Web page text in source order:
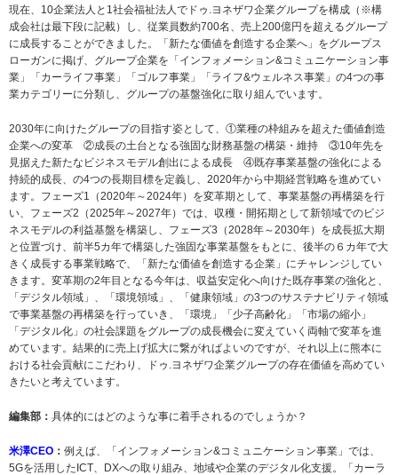
現在、10企業法人と1社会福祉法人でドゥ.ヨネザワ企業グループを構成（※構
成会社は最下段に記載）し、従業員数約700名、売上200億円を超えるグループ
に成長することができました。「新たな価値を創造する企業へ」をグループス
ローガンに掲げ、グループ企業を「インフォメーション&コミュニケーション事
業」「カーライフ事業」「ゴルフ事業」「ライフ&ウェルネス事業」の4つの事
業カテゴリーに分類し、グループの基盤強化に取り組んでいます。
2030年に向けたグループの目指す姿として、①業種の枠組みを超えた価値創造
企業への変革 ②成長の土台となる強固な財務基盤の構築・維持 ③10年先を
見据えた新たなビジネスモデル創出による成長 ④既存事業基盤の強化による
持続的成長、の4つの長期目標を定義し、2020年から中期経営戦略を進めてい
ます。フェーズ1（2020年～2024年）を変革期として、事業基盤の再構築を行
い、フェーズ2（2025年～2027年）では、収穫・開拓期として新領域でのビジ
ネスモデルの利益基盤を構築し、フェーズ3（2028年～2030年）を成長拡大期
と位置づけ、前半5カ年で構築した強固な事業基盤をもとに、後半の６カ年で大
きく成長する事業戦略で、「新たな価値を創造する企業」にチャレンジしてい
きます。変革期の2年目となる今年は、収益安定化へ向けた既存事業の強化と、
「デジタル領域」、「環境領域」、「健康領域」の3つのサステナビリティ領域
で事業基盤の再構築を行っていき、「環境」「少子高齢化」「市場の縮小」
「デジタル化」の社会課題をグループの成長機会に変えていく両軸で変革を進
めています。結果的に売上げ拡大に繋がればよいのですが、それ以上に熊本に
おける社会貢献にこだわり、ドゥ.ヨネザワ企業グループの存在価値を高めてい
きたいと考えています。
編集部： 具体的にはどのような事に着手されるのでしょうか？
米澤CEO ： 例えば、「インフォメーション&コミュニケーション事業」では、
5Gを活用したICT、DXへの取り組み、地域や企業のデジタル化支援。「カーラ